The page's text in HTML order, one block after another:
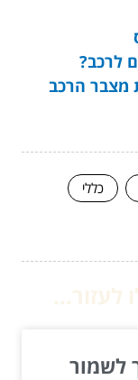
לרכב?
מצבר הרכב
כללי
לשמור